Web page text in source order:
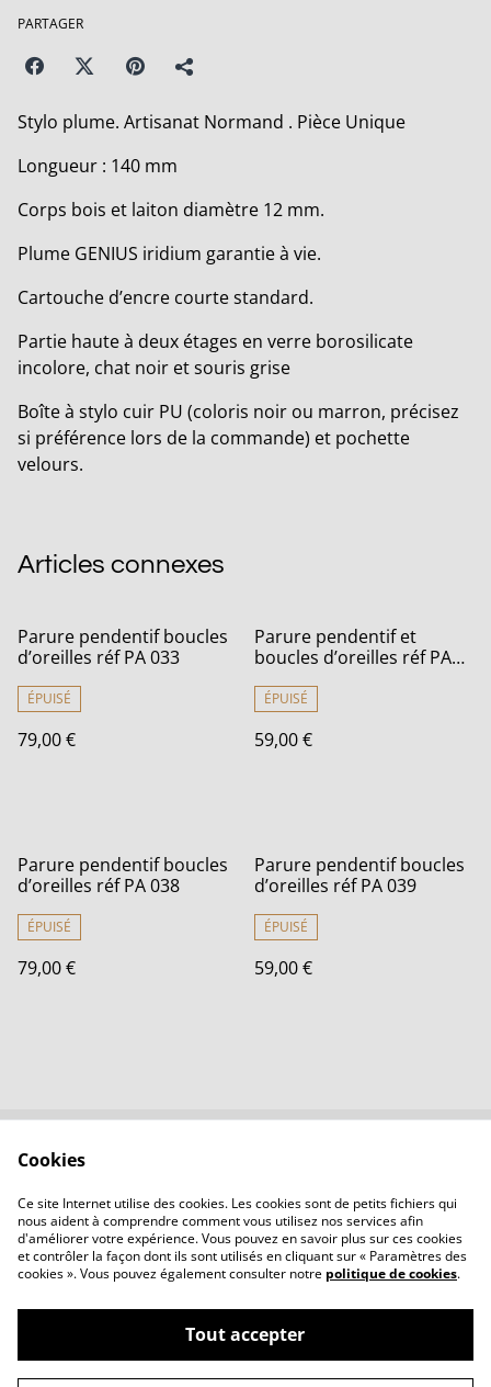
PARTAGER
Stylo plume. Artisanat Normand . Pièce Unique
Longueur : 140 mm
Corps bois et laiton diamètre 12 mm.
Plume GENIUS iridium garantie à vie.
Cartouche d’encre courte standard.
Partie haute à deux étages en verre borosilicate
incolore, chat noir et souris grise
Boîte à stylo cuir PU (coloris noir ou marron, précisez
si préférence lors de la commande) et pochette
velours.
Articles connexes
Parure pendentif boucles
d’oreilles réf PA 033
ÉPUISÉ
79,00 €
Parure pendentif et
boucles d’oreilles réf PA
ÉPUISÉ
59,00 €
Parure pendentif boucles
d’oreilles réf PA 038
ÉPUISÉ
79,00 €
Parure pendentif boucles
d’oreilles réf PA 039
ÉPUISÉ
59,00 €
Politique de
confidentialité
Politique de cookies
©2026LBVerre
Cookies
Ce site Internet utilise des cookies. Les cookies sont de petits fichiers qui
nous aident à comprendre comment vous utilisez nos services afin
d'améliorer votre expérience. Vous pouvez en savoir plus sur ces cookies
et contrôler la façon dont ils sont utilisés en cliquant sur « Paramètres des
cookies ». Vous pouvez également consulter notre politique de cookies.
Tout accepter